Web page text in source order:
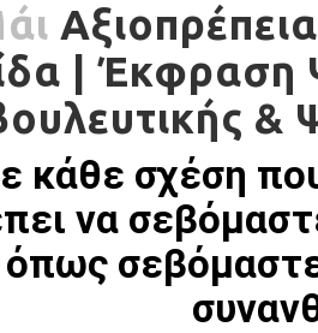
| Έκφραση
&
κάθε σχέση
να
όπως